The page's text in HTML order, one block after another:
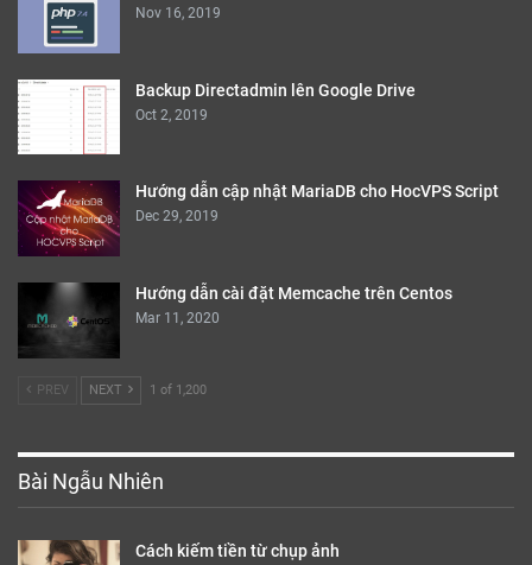
Nov 16, 2019
Backup Directadmin lên Google Drive
Oct 2, 2019
Hướng dẫn cập nhật MariaDB cho HocVPS Script
Dec 29, 2019
Hướng dẫn cài đặt Memcache trên Centos
Mar 11, 2020
PREV NEXT 1 of 1,200
Bài Ngẫu Nhiên
Cách kiếm tiền từ chụp ảnh